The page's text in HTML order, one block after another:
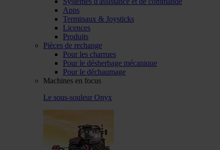
Apps
Terminaux & Joysticks
Licences
Produits
Pièces de rechange
Pour les charrues
Pour le désherbage mécanique
Pour le déchaumage
Machines en focus
Le sous-souleur Onyx